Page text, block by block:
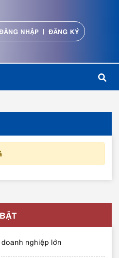
NHẬP ĐĂNG KÝ
nghiệp lớn